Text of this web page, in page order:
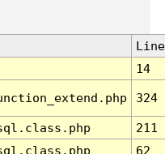
Line
14
324
211
62